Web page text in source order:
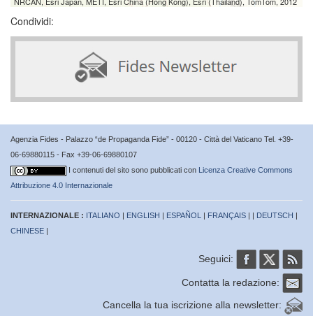
Condividi:
Agenzia Fides - Palazzo “de Propaganda Fide” - 00120 - Città del Vaticano Tel. +39-
06-69880115 - Fax +39-06-69880107
I contenuti del sito sono pubblicati con Licenza Creative Commons
Attribuzione 4.0 Internazionale
INTERNAZIONALE : ITALIANO | ENGLISH | ESPAÑOL | FRANÇAIS | | DEUTSCH |
CHINESE |
Seguici:
Contatta la redazione:
Cancella la tua iscrizione alla newsletter: